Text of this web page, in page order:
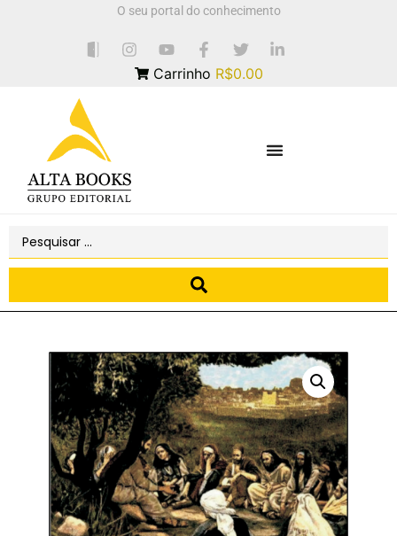
O seu portal do conhecimento
Carrinho R$0.00